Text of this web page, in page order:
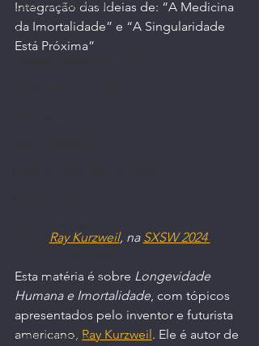
Café | Coffee World
Certificados
I. A. | Mundo Tech
Lives, no Instagram
Livros | Revistas
Integração das Ideias de: “A Medicina
da Imortalidade” e “A Singularidade
Está Próxima”
Ray Kurzweil, na SXSW 2024
Esta matéria é sobre Longevidade
Humana e Imortalidade, com tópicos
apresentados pelo inventor e futurista
americano, Ray Kurzweil . Ele é autor de